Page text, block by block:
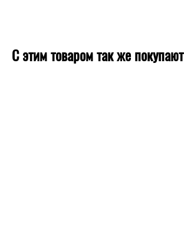
С этим товаром так же покупают